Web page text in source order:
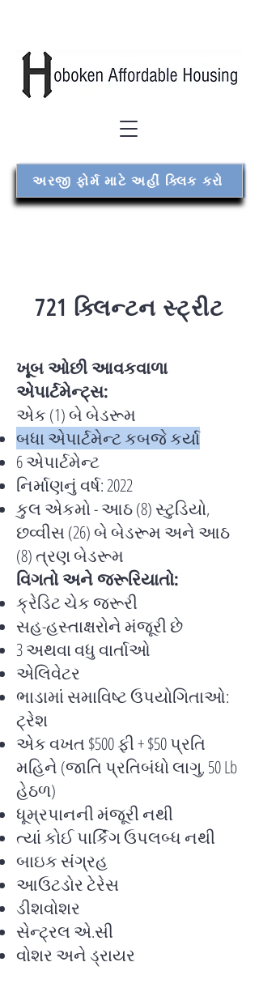
અરજી ફોર્મ માટે અહીં ક્લિક કરો
721 ક્લિન્ટન સ્ટ્રીટ
ખૂબ ઓછી આવકવાળા
એપાર્ટમેન્ટ્સ:
એક (1) બે બેડરૂમ
બધા એપાર્ટમેન્ટ કબજે કર્યા
6 એપાર્ટમેન્ટ
નિર્માણનું વર્ષ: 2022
કુલ એકમો - આઠ (8) સ્ટુડિયો,
છવ્વીસ (26) બે બેડરૂમ અને આઠ
(8) ત્રણ બેડરૂમ
વિગતો અને જરૂરિયાતો:
ક્રેડિટ ચેક જરૂરી
સહ-હસ્તાક્ષરોને મંજૂરી છે
3 અથવા વધુ વાર્તાઓ
એલિવેટર
ભાડામાં સમાવિષ્ટ ઉપયોગિતાઓ:
ટ્રેશ
એક વખત $500 ફી + $50 પ્રતિ
મહિને (જાતિ પ્રતિબંધો લાગુ, 50 Lb
હેઠળ)
ધૂમ્રપાનની મંજૂરી નથી
ત્યાં કોઈ પાર્કિંગ ઉપલબ્ધ નથી
બાઇક સંગ્રહ
આઉટડોર ટેરેસ
ડીશવોશર
સેન્ટ્રલ એ.સી
વોશર અને ડ્રાયર